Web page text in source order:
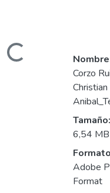
Corzo
Christian
Tamaño:
6,54 MB
Adobe
Format